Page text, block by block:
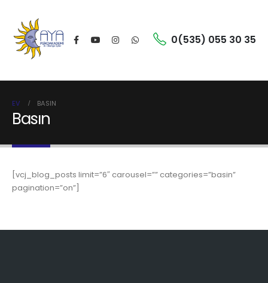
0(535) 055 30 35
EV BASIN
Basın
[vcj_blog_posts limit=”6″ carousel=”” categories=”basin”
pagination=”on”]